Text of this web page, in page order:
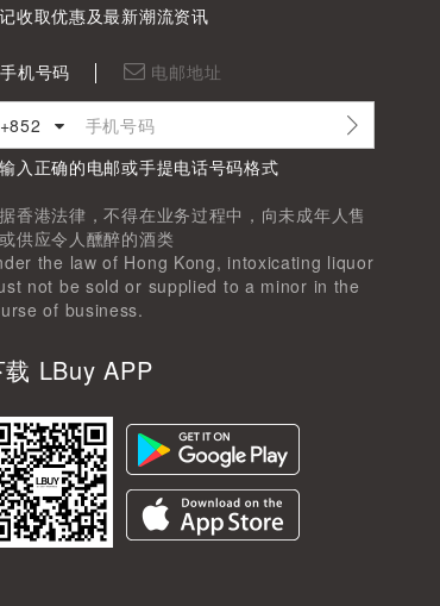
收取优惠及最新潮流资讯
手机号码 电邮地址
+852
入正确的电邮或手提电话号码格式
香港法律，不得在业务过程中，向未成年人售
供应令人醺醉的酒类
the law of Hong Kong, intoxicating liquor
not be sold or supplied to a minor in the
of business.
载 LBuy APP